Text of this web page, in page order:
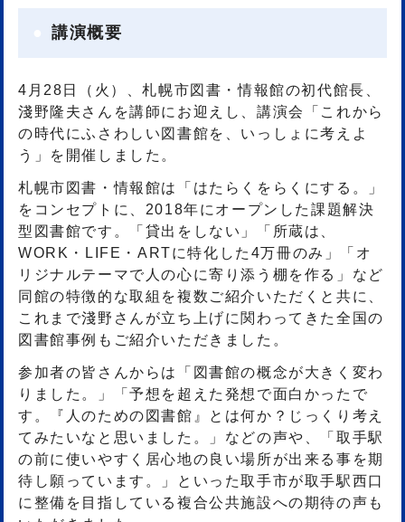
講演概要
4月28日（火）、札幌市図書・情報館の初代館長、
淺野隆夫さんを講師にお迎えし、講演会「これから
の時代にふさわしい図書館を、いっしょに考えよ
う」を開催しました。
札幌市図書・情報館は「はたらくをらくにする。」
をコンセプトに、2018年にオープンした課題解決
型図書館です。「貸出をしない」「所蔵は、
WORK・LIFE・ARTに特化した4万冊のみ」「オ
リジナルテーマで人の心に寄り添う棚を作る」など
同館の特徴的な取組を複数ご紹介いただくと共に、
これまで淺野さんが立ち上げに関わってきた全国の
図書館事例もご紹介いただきました。
参加者の皆さんからは「図書館の概念が大きく変わ
りました。」「予想を超えた発想で面白かったで
す。『人のための図書館』とは何か？じっくり考え
てみたいなと思いました。」などの声や、「取手駅
の前に使いやすく居心地の良い場所が出来る事を期
待し願っています。」といった取手市が取手駅西口
に整備を目指している複合公共施設への期待の声も